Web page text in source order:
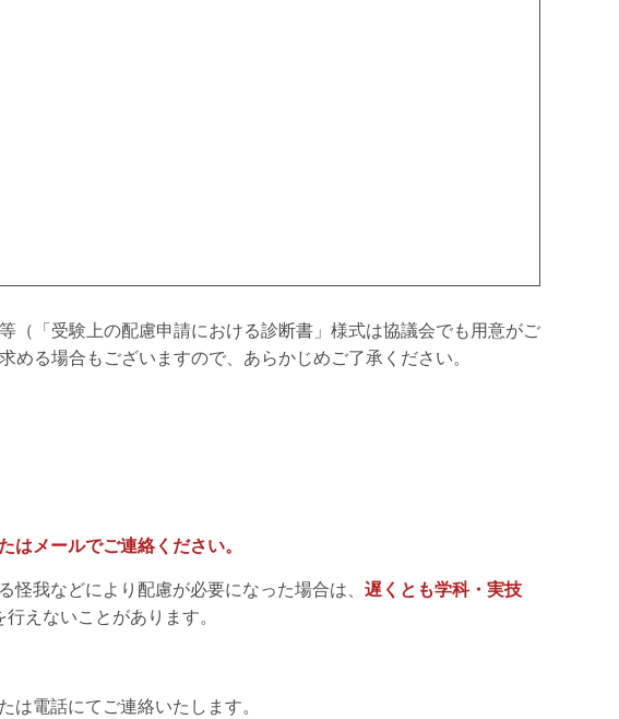
（「受験上の配慮申請における診断書」様式は協議会でも用意がご
る場合もございますので、あらかじめご了承ください。
はメールでご連絡ください。
我などにより配慮が必要になった場合は、 遅くとも学科・実技
えないことがあります。
電話にてご連絡いたします。